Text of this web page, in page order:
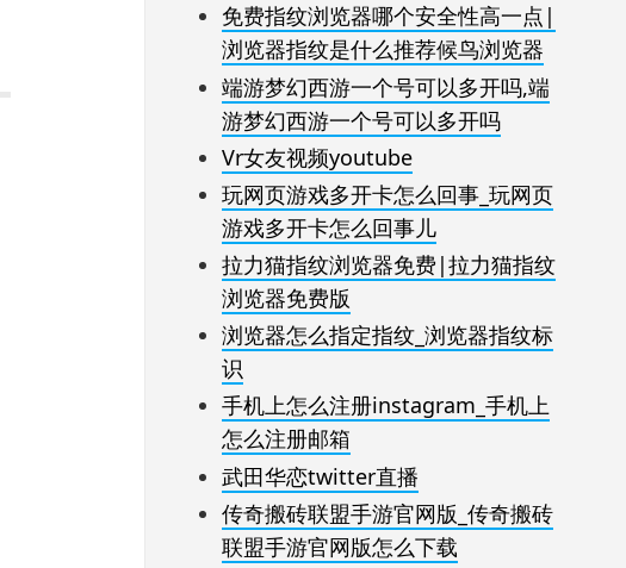
免费指纹浏览器哪个安全性高一点|
浏览器指纹是什么推荐候鸟浏览器
端游梦幻西游一个号可以多开吗,端
游梦幻西游一个号可以多开吗
Vr女友视频youtube
玩网页游戏多开卡怎么回事_玩网页
游戏多开卡怎么回事儿
拉力猫指纹浏览器免费|拉力猫指纹
浏览器免费版
浏览器怎么指定指纹_浏览器指纹标
识
手机上怎么注册instagram_手机上
怎么注册邮箱
武田华恋twitter直播
传奇搬砖联盟手游官网版_传奇搬砖
联盟手游官网版怎么下载